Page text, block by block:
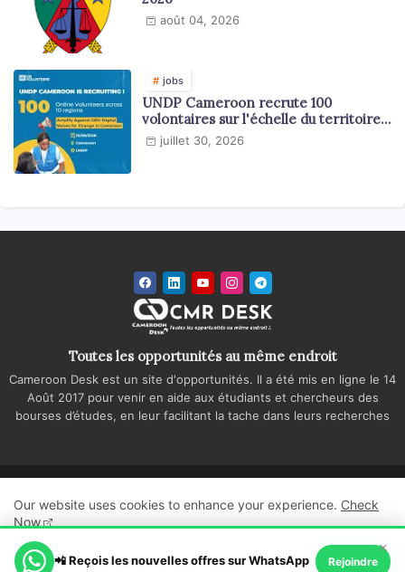
août 04, 2026
jobs
UNDP Cameroon recrute 100
volontaires sur l'échelle du territoire
national
juillet 30, 2026
Toutes les opportunités au même endroit
Cameroon Desk est un site d'opportunités. Il a été mis en ligne le 14
Août 2017 pour venir en aide aux étudiants et chercheurs des
bourses d’études, en leur facilitant la tache dans leurs recherches
Cameroon Desk
Politique de confidentialité
Regie publicitaire
Our website uses cookies to enhance your experience. Check
Now
Ok, Go it!
×
📲 Reçois les nouvelles offres sur WhatsApp Rejoindre